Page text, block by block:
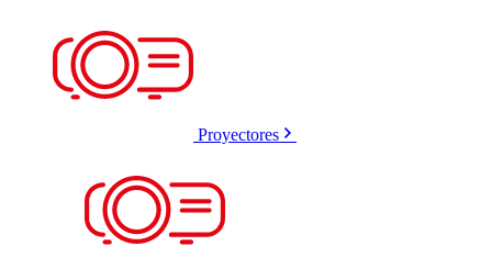
Proyectores